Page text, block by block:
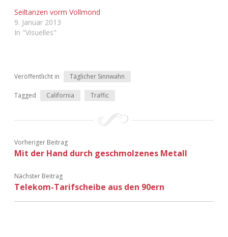
Seiltanzen vorm Vollmond
9. Januar 2013
In "Visuelles"
Veröffentlicht in Täglicher Sinnwahn
Tagged California Traffic
Vorheriger Beitrag
Mit der Hand durch geschmolzenes Metall
Nächster Beitrag
Telekom-Tarifscheibe aus den 90ern